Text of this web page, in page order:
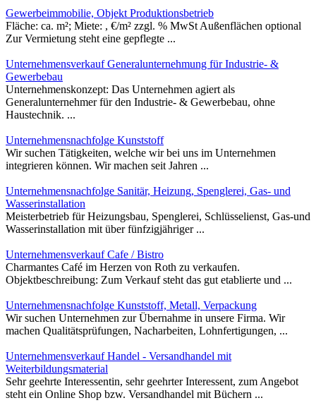
Gewerbeimmobilie, Objekt Produktionsbetrieb
Fläche: ca. m²; Miete: , €/m² zzgl. % MwSt Außenflächen optional
Zur Vermietung steht eine gepflegte ...
Unternehmensverkauf Generalunternehmung für Industrie- &
Gewerbebau
Unternehmenskonzept: Das Unternehmen agiert als
Generalunternehmer für den Industrie- & Gewerbebau, ohne
Haustechnik. ...
Unternehmensnachfolge Kunststoff
Wir suchen Tätigkeiten, welche wir bei uns im Unternehmen
integrieren können. Wir machen seit Jahren ...
Unternehmensnachfolge Sanitär, Heizung, Spenglerei, Gas- und
Wasserinstallation
Meisterbetrieb für Heizungsbau, Spenglerei, Schlüsselienst, Gas-und
Wasserinstallation mit über fünfzigjähriger ...
Unternehmensverkauf Cafe / Bistro
Charmantes Café im Herzen von Roth zu verkaufen.
Objektbeschreibung: Zum Verkauf steht das gut etablierte und ...
Unternehmensnachfolge Kunststoff, Metall, Verpackung
Wir suchen Unternehmen zur Übernahme in unsere Firma. Wir
machen Qualitätsprüfungen, Nacharbeiten, Lohnfertigungen, ...
Unternehmensverkauf Handel - Versandhandel mit
Weiterbildungsmaterial
Sehr geehrte Interessentin, sehr geehrter Interessent, zum Angebot
steht ein Online Shop bzw. Versandhandel mit Büchern ...